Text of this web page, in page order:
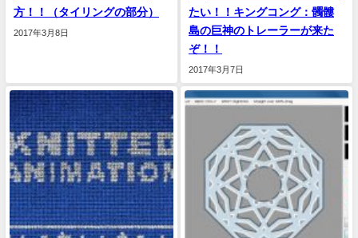
方！！（タイリングの部分）
2017年3月8日
たい！！キングコング：髑髏
島の巨神のトレーラーが来た
ぞ！！
2017年3月7日